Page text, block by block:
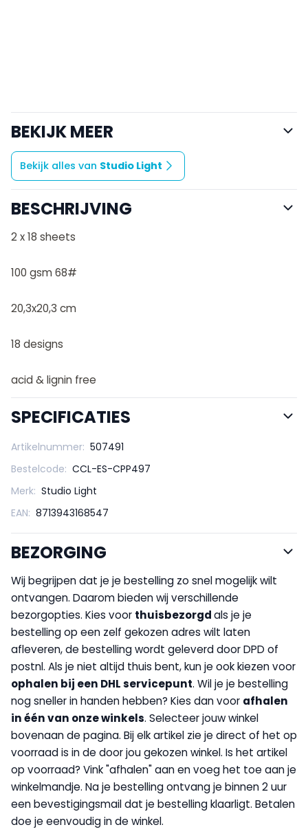
BEKIJK MEER
Bekijk alles van Studio Light
BESCHRIJVING
2 x 18 sheets
100 gsm 68#
20,3x20,3 cm
18 designs
acid & lignin free
SPECIFICATIES
Artikelnummer: 507491
Bestelcode: CCL-ES-CPP497
Merk: Studio Light
EAN: 8713943168547
BEZORGING
Wij begrijpen dat je je bestelling zo snel mogelijk wilt
ontvangen. Daarom bieden wij verschillende
bezorgopties. Kies voor thuisbezorgdals je je
bestelling op een zelf gekozen adres wilt laten
afleveren, de bestelling wordt geleverd door DPD of
postnl. Als je niet altijd thuis bent, kun je ook kiezen voor
ophalen bij een DHL servicepunt. Wil je je bestelling
nog sneller in handen hebben? Kies dan voor afhalen
in één van onze winkels. Selecteer jouw winkel
bovenaan de pagina. Bij elk artikel zie je direct of het op
voorraad is in de door jou gekozen winkel. Is het artikel
op voorraad? Vink "afhalen" aan en voeg het toe aan je
winkelmandje. Na je bestelling ontvang je binnen 2 uur
een bevestigingsmail dat je bestelling klaarligt. Betalen
doe je eenvoudig in de winkel.